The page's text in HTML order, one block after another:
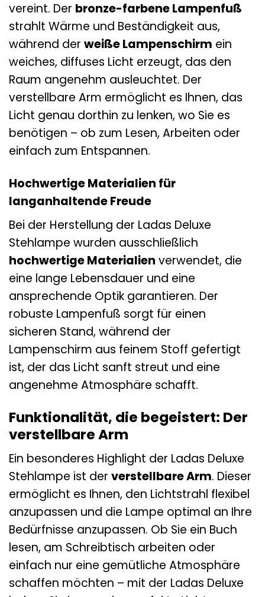
vereint. Der bronze-farbene Lampenfuß
strahlt Wärme und Beständigkeit aus,
während der weiße Lampenschirm ein
weiches, diffuses Licht erzeugt, das den
Raum angenehm ausleuchtet. Der
verstellbare Arm ermöglicht es Ihnen, das
Licht genau dorthin zu lenken, wo Sie es
benötigen – ob zum Lesen, Arbeiten oder
einfach zum Entspannen.
Hochwertige Materialien für
langanhaltende Freude
Bei der Herstellung der Ladas Deluxe
Stehlampe wurden ausschließlich
hochwertige Materialien verwendet, die
eine lange Lebensdauer und eine
ansprechende Optik garantieren. Der
robuste Lampenfuß sorgt für einen
sicheren Stand, während der
Lampenschirm aus feinem Stoff gefertigt
ist, der das Licht sanft streut und eine
angenehme Atmosphäre schafft.
Funktionalität, die begeistert: Der
verstellbare Arm
Ein besonderes Highlight der Ladas Deluxe
Stehlampe ist der verstellbare Arm. Dieser
ermöglicht es Ihnen, den Lichtstrahl flexibel
anzupassen und die Lampe optimal an Ihre
Bedürfnisse anzupassen. Ob Sie ein Buch
lesen, am Schreibtisch arbeiten oder
einfach nur eine gemütliche Atmosphäre
schaffen möchten – mit der Ladas Deluxe